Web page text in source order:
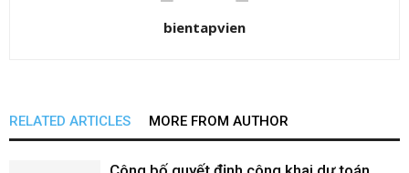
bientapvien
RELATED ARTICLES MORE FROM AUTHOR